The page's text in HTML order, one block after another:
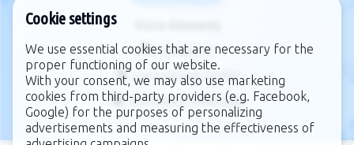
regulamin
zarządzanie cookie
polityka prywatności
Cookie settings
We use essential cookies that are necessary for the
proper functioning of our website.
With your consent, we may also use marketing
cookies from third-party providers (e.g. Facebook,
Google) for the purposes of personalizing
advertisements and measuring the effectiveness of